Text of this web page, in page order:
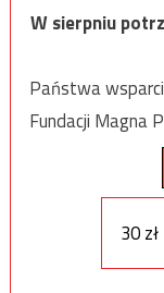
W sierpniu
Państwa
Fundacji Magna
30 zł